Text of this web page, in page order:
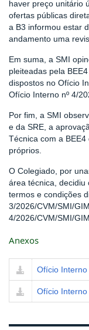
haver preço unitário
ofertas públicas
a B3 informou estar
andamento uma
Em suma, a SMI
pleiteadas pela
dispostos no Ofício
Ofício Interno nº 4/
Por fim, a SMI
e da SRE, a
Técnica com a
próprios.
O Colegiado, por
área técnica, decidiu
termos e condições
3/2026/CVM/SMI/
4/2026/CVM/SMI/
Anexos
Ofício Interno
Ofício Interno